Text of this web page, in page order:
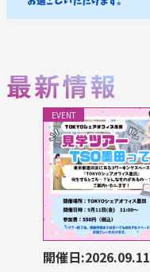
EVENT
開催日:2026.09.11